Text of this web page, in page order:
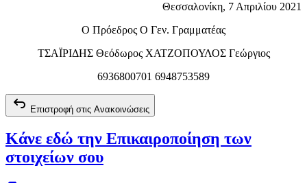
Θεσσαλονίκη, 7 Απριλίου 2021
Ο Πρόεδρος Ο Γεν. Γραμματέας
ΤΣΑΪΡΙΔΗΣ Θεόδωρος ΧΑΤΖΟΠΟΥΛΟΣ Γεώργιος
6936800701 6948753589
Επιστροφή στις Ανακοινώσεις
Κάνε εδώ την Επικαιροποίηση των
στοιχείων σου